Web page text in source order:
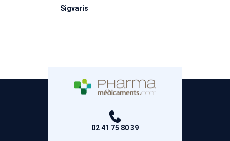
Sigvaris
02 41 75 80 39